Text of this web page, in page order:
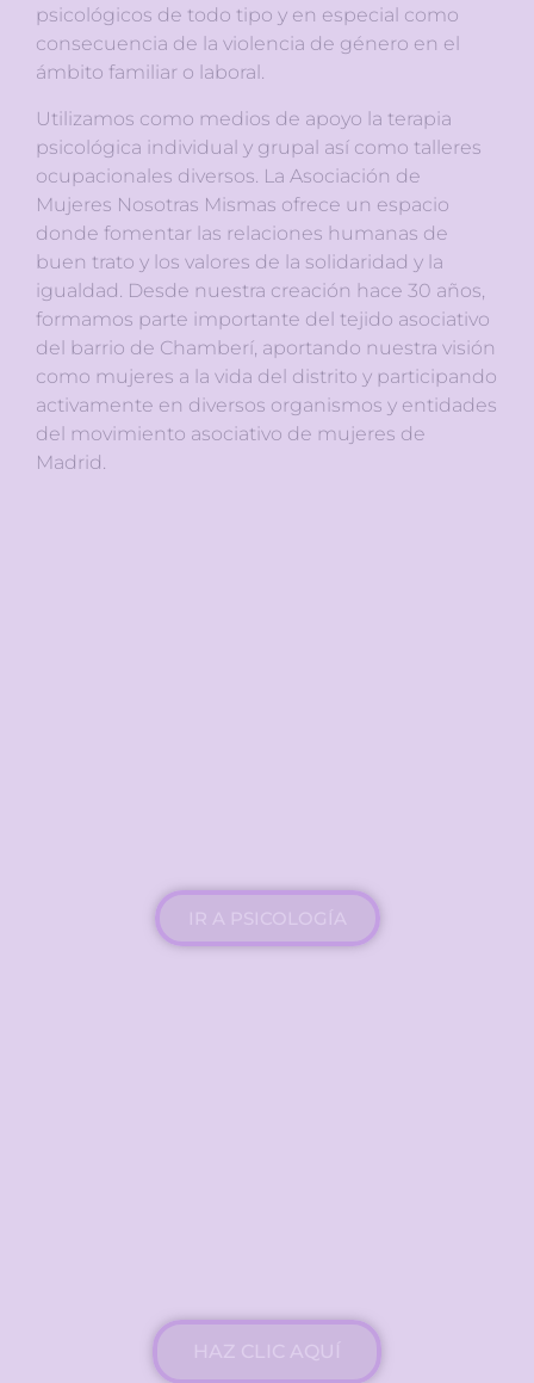
psicológicos de todo tipo y en especial como
consecuencia de la violencia de género en el
ámbito familiar o laboral.
Utilizamos como medios de apoyo la terapia
psicológica individual y grupal así como talleres
ocupacionales diversos. La Asociación de
Mujeres Nosotras Mismas ofrece un espacio
donde fomentar las relaciones humanas de
buen trato y los valores de la solidaridad y la
igualdad. Desde nuestra creación hace 30 años,
formamos parte importante del tejido asociativo
del barrio de Chamberí, aportando nuestra visión
como mujeres a la vida del distrito y participando
activamente en diversos organismos y entidades
del movimiento asociativo de mujeres de
Madrid.